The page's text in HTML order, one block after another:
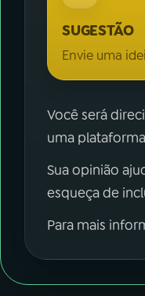
SUGESTÃO
Envie uma
Você será
uma
Sua opinião
esqueça de
Para mais